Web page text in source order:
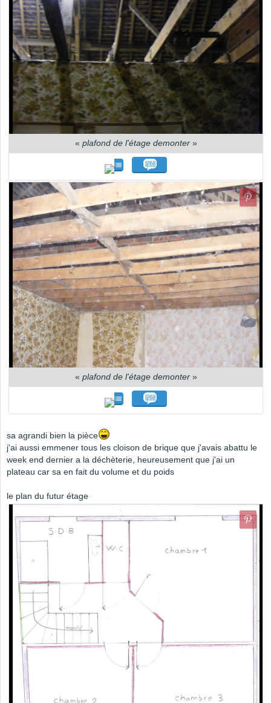
« plafond de l'étage demonter»
« plafond de l'étage demonter»
sa agrandi bien la pièce
j'ai aussi emmener tous les cloison de brique que j'avais abattu le
week end dernier a la déchèterie, heureusement que j'ai un
plateau car sa en fait du volume et du poids
le plan du futur étage